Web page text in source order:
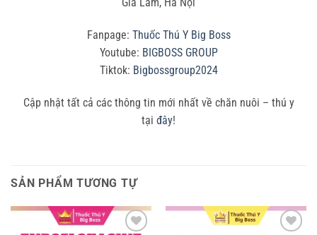
Gia Lâm, Hà Nội
Fanpage: Thuốc Thú Y Big Boss
Youtube: BIGBOSS GROUP
Tiktok: Bigbossgroup2024
Cập nhật tất cả các thông tin mới nhất về chăn nuôi – thú y
tại đây!
SẢN PHẨM TƯƠNG TỰ